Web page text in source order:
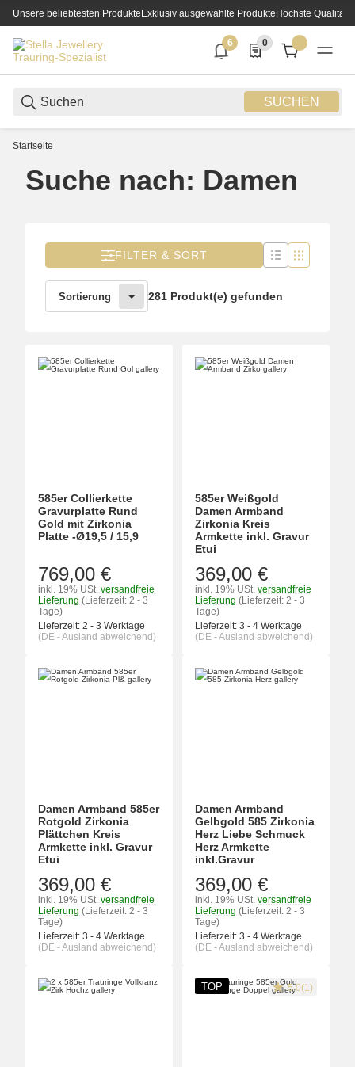
Unsere beliebtesten ProdukteExklusiv ausgewählte ProdukteHöchste Qualität
SUCHEN
6
6 neue Notifizierungen
0
0 Produkte in der
Startseite
Suche nach: Damen
FILTER & SORT
Sortierung 281 Produkt(e) gefunden
585er Collierkette
Gravurplatte Rund
Gold mit Zirkonia
Platte -Ø19,5 / 15,9
769,00 €
inkl. 19% USt. versandfreie
Lieferung (Lieferzeit: 2 - 3
Tage)
Lieferzeit: 2 - 3 Werktage
(DE - Ausland abweichend)
585er Weißgold
Damen Armband
Zirkonia Kreis
Armkette inkl. Gravur
Etui
369,00 €
inkl. 19% USt. versandfreie
Lieferung (Lieferzeit: 2 - 3
Tage)
Lieferzeit: 3 - 4 Werktage
(DE - Ausland abweichend)
Damen Armband 585er
Rotgold Zirkonia
Plättchen Kreis
Armkette inkl. Gravur
Etui
369,00 €
inkl. 19% USt. versandfreie
Lieferung (Lieferzeit: 2 - 3
Tage)
Lieferzeit: 3 - 4 Werktage
(DE - Ausland abweichend)
Damen Armband
Gelbgold 585 Zirkonia
Herz Liebe Schmuck
Herz Armkette
inkl.Gravur
369,00 €
inkl. 19% USt. versandfreie
Lieferung (Lieferzeit: 2 - 3
Tage)
Lieferzeit: 3 - 4 Werktage
(DE - Ausland abweichend)
TOP 5.0(1)